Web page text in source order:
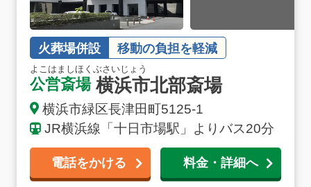
火葬場併設 移動の負担を軽減
よこはましほくぶさいじょう
公営斎場 横浜市北部斎場
横浜市緑区長津田町5125-1
JR横浜線「十日市場駅」よりバス20分
電話をかける 料金・詳細へ